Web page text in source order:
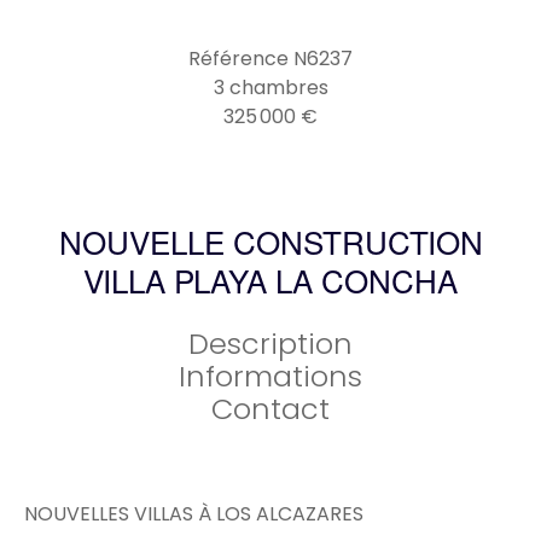
Référence N6237
3 chambres
325 000 €
NOUVELLE CONSTRUCTION
VILLA PLAYA LA CONCHA
Description
Informations
Contact
NOUVELLES VILLAS À LOS ALCAZARES